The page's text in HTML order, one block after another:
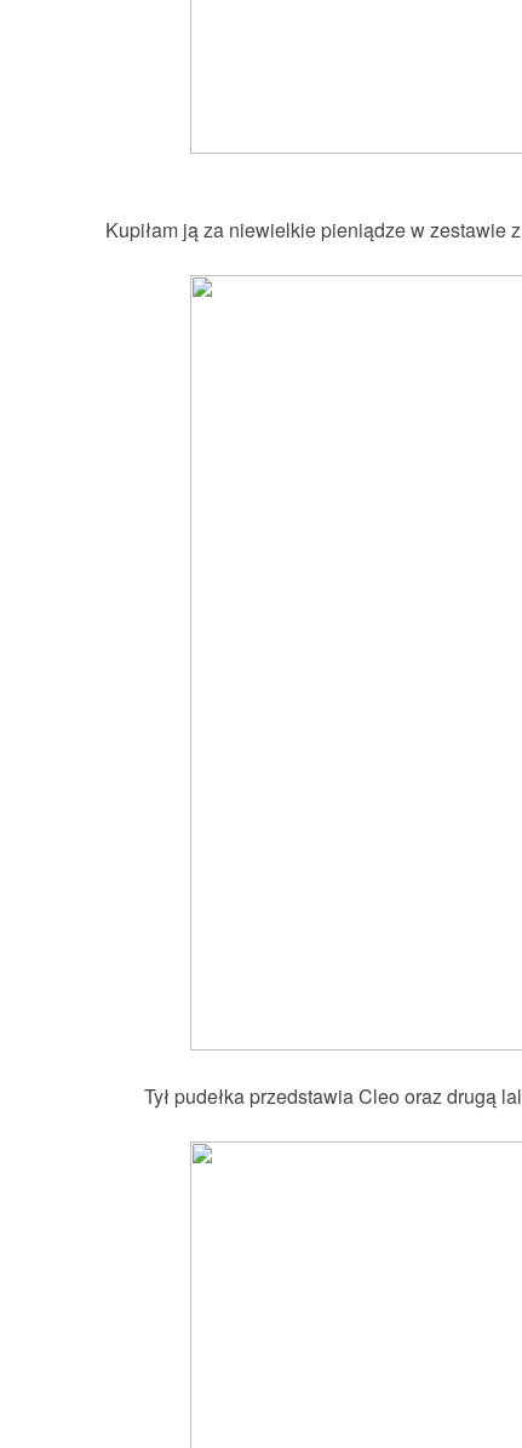
Kupiłam ją za niewielkie pieniądze w zestawie
Tył pudełka przedstawia Cleo oraz drugą